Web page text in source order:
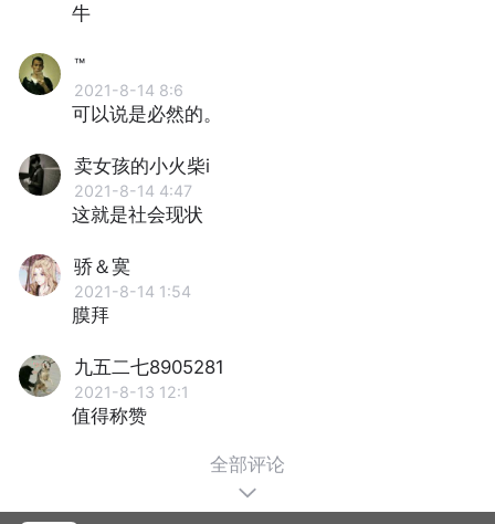
牛
™
2021-8-14 8:6
可以说是必然的。
卖女孩的小火柴i
2021-8-14 4:47
这就是社会现状
骄＆寞
2021-8-14 1:54
膜拜
九五二七8905281
2021-8-13 12:1
值得称赞
全部评论